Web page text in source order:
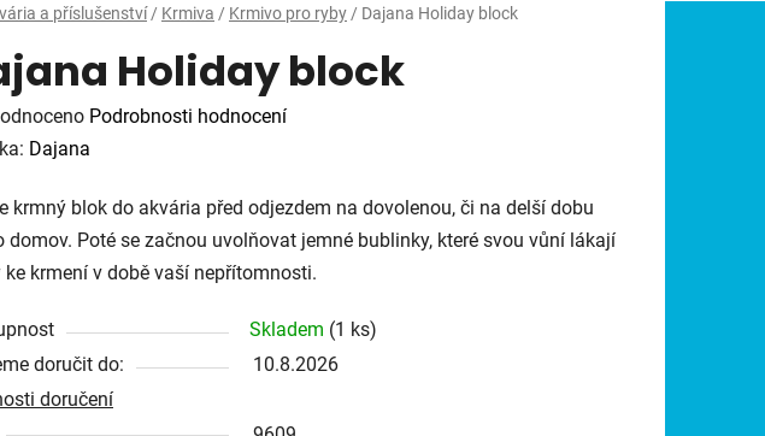
a příslušenství / Krmiva / Krmivo pro ryby / Dajana Holiday block
Holiday block
Podrobnosti hodnocení
Dajana
krmný blok do akvária před odjezdem na dovolenou, či na delší dobu
domov. Poté se začnou uvolňovat jemné bublinky, které svou vůní lákají
ke krmení v době vaší nepřítomnosti.
Skladem (1 ks)
doručit do:
10.8.2026
doručení